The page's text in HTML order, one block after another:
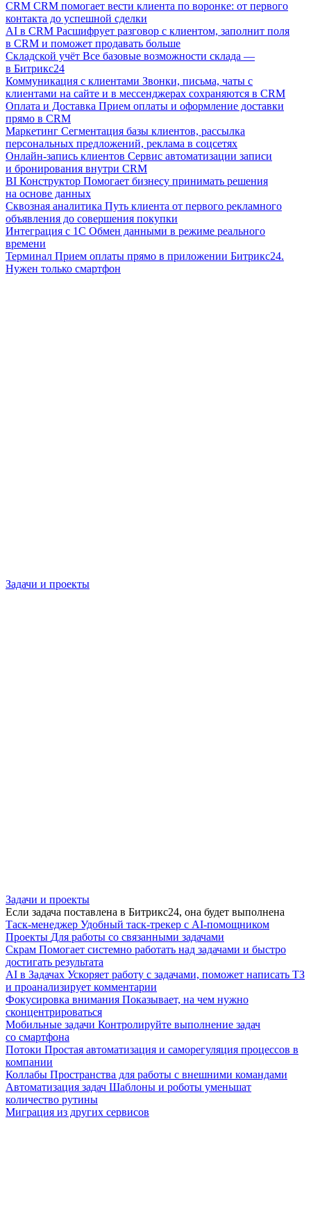
CRM CRM помогает вести клиента по воронке: от первого
контакта до успешной сделки
AI в CRM Расшифрует разговор с клиентом, заполнит поля
в CRM и поможет продавать больше
Складской учёт Все базовые возможности склада —
в Битрикс24
Коммуникация с клиентами Звонки, письма, чаты с
клиентами на сайте и в мессенджерах сохраняются в CRM
Оплата и Доставка Прием оплаты и оформление доставки
прямо в CRM
Маркетинг Сегментация базы клиентов, рассылка
персональных предложений, реклама в соцсетях
Онлайн-запись клиентов Сервис автоматизации записи
и бронирования внутри CRM
BI Конструктор Помогает бизнесу принимать решения
на основе данных
Сквозная аналитика Путь клиента от первого рекламного
объявления до совершения покупки
Интеграция с 1С Обмен данными в режиме реального
времени
Терминал Прием оплаты прямо в приложении Битрикс24.
Нужен только смартфон
Задачи и проекты
Задачи и проекты
Если задача поставлена в Битрикс24, она будет выполнена
Таск-менеджер Удобный таск-трекер с AI-помощником
Проекты Для работы со связанными задачами
Скрам Помогает системно работать над задачами и быстро
достигать результата
AI в Задачах Ускоряет работу с задачами, поможет написать ТЗ
и проанализирует комментарии
Фокусировка внимания Показывает, на чем нужно
сконцентрироваться
Мобильные задачи Контролируйте выполнение задач
со смартфона
Потоки Простая автоматизация и саморегуляция процессов в
компании
Коллабы Пространства для работы с внешними командами
Автоматизация задач Шаблоны и роботы уменьшат
количество рутины
Миграция из других сервисов